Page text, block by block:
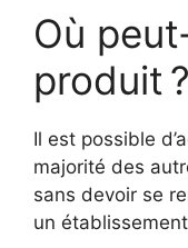
Où
produit ?
Il est possible
majorité des
sans devoir se
un